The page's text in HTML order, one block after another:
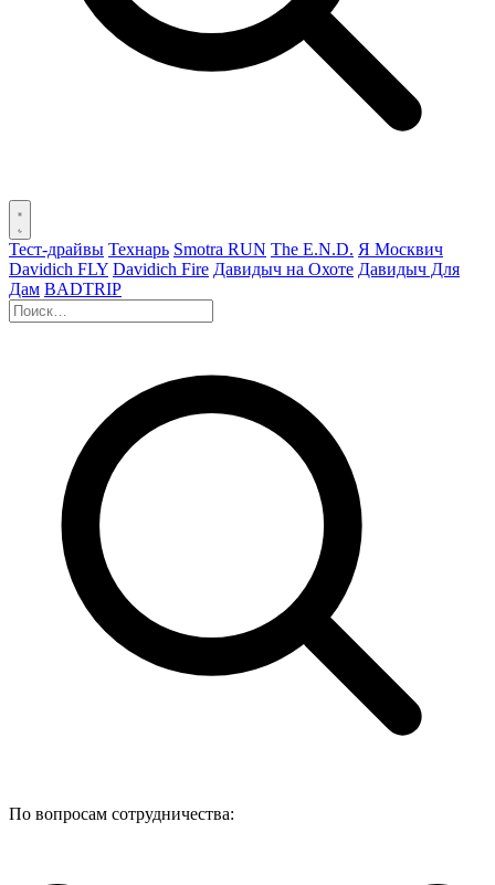
Тест-драйвы Технарь Smotra RUN The E.N.D. Я Москвич
Davidich FLY Davidich Fire Давидыч на Охоте Давидыч Для
Дам BADTRIP
По вопросам сотрудничества: